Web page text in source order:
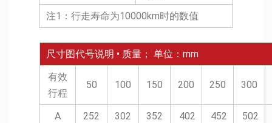
注1：行走寿命为10000km时的数值
尺寸图代号说明 • 质量； 单位：mm
有效
行程
50 100 150 200 250 300
A 252 302 352 402 452 502